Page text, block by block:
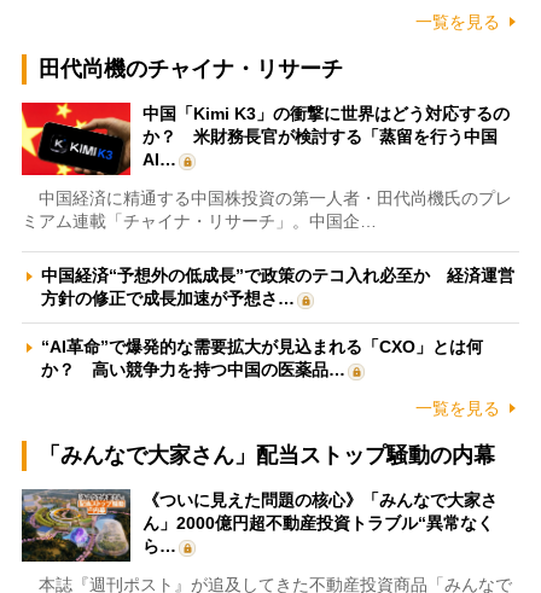
一覧を見る
田代尚機のチャイナ・リサーチ
中国「Kimi K3」の衝撃に世界はどう対応するの
か？ 米財務長官が検討する「蒸留を行う中国
AI…
中国経済に精通する中国株投資の第一人者・田代尚機氏のプレ
ミアム連載「チャイナ・リサーチ」。中国企…
中国経済“予想外の低成長”で政策のテコ入れ必至か 経済運営
方針の修正で成長加速が予想さ…
“AI革命”で爆発的な需要拡大が見込まれる「CXO」とは何
か？ 高い競争力を持つ中国の医薬品…
一覧を見る
「みんなで大家さん」配当ストップ騒動の内幕
《ついに見えた問題の核心》「みんなで大家さ
ん」2000億円超不動産投資トラブル“異常なく
ら…
本誌『週刊ポスト』が追及してきた不動産投資商品「みんなで